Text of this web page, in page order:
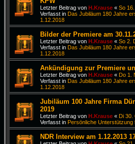
Letzter Beitrag von H.Krause « So
Verfasst in Das Jubiläum 180 Jahre
1.12.2018
Bilder der Premiere am
Letzter Beitrag von H.Krause « So 2.
Verfasst in Das Jubiläum 180 Jahre
1.12.2018
Ankündigung zur Premiere
Letzter Beitrag von H.Krause « Do 1.
Verfasst in Das Jubiläum 180 Jahre
1.12.2018
Jubiläum 100 Jahre Firma
2019
Letzter Beitrag von H.Krause « Di 30.
Verfasst in Persönliche
NDR Interview am 1.12.2013